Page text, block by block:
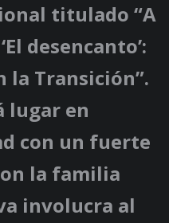
titulado “A
desencanto’:
Transición”.
lugar en
con un fuerte
la familia
involucra al